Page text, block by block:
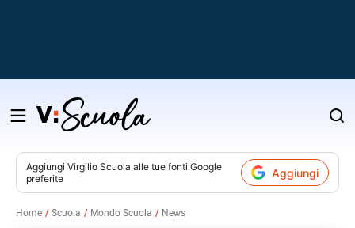
Salta
contenuto
Aggiungi Virgilio Scuola alle tue fonti Google
preferite
Aggiungi
Home Scuola Mondo Scuola News